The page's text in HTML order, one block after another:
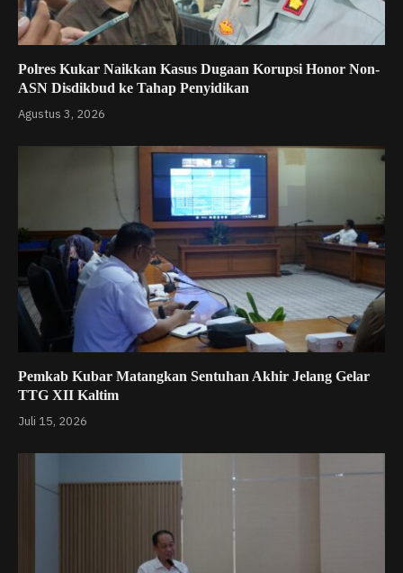
Polres Kukar Naikkan Kasus Dugaan Korupsi Honor Non-
ASN Disdikbud ke Tahap Penyidikan
Agustus 3, 2026
Pemkab Kubar Matangkan Sentuhan Akhir Jelang Gelar
TTG XII Kaltim
Juli 15, 2026